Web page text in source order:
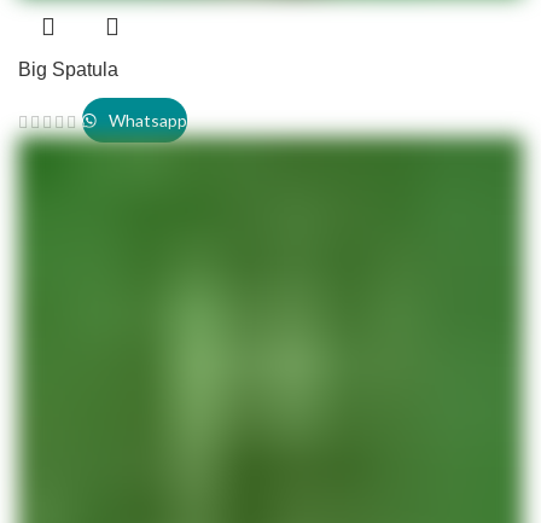
Big Spatula
Whatsapp